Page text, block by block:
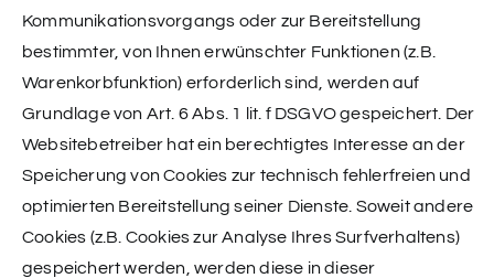
Kommunikationsvorgangs oder zur Bereitstellung
bestimmter, von Ihnen erwünschter Funktionen (z.B.
Warenkorbfunktion) erforderlich sind, werden auf
Grundlage von Art. 6 Abs. 1 lit. f DSGVO gespeichert. Der
Websitebetreiber hat ein berechtigtes Interesse an der
Speicherung von Cookies zur technisch fehlerfreien und
optimierten Bereitstellung seiner Dienste. Soweit andere
Cookies (z.B. Cookies zur Analyse Ihres Surfverhaltens)
gespeichert werden, werden diese in dieser